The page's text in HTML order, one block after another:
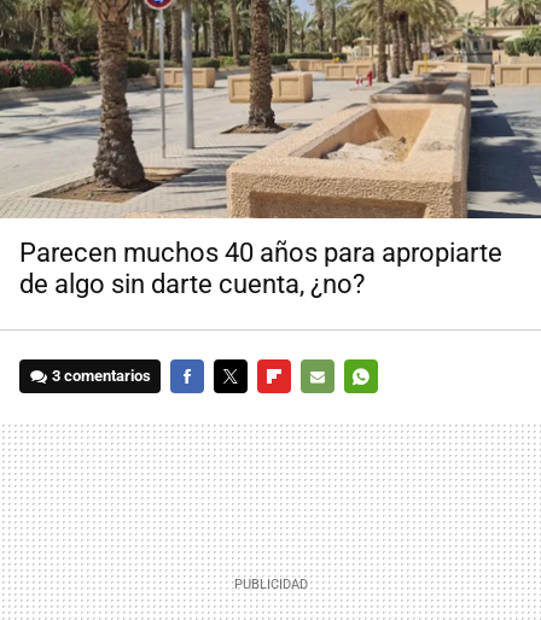
Parecen muchos 40 años para apropiarte
de algo sin darte cuenta, ¿no?
3 comentarios
MAIL